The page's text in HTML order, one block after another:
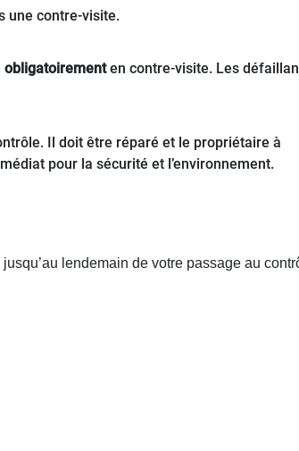
une contre-visite.
obligatoirementen contre-visite. Les
Il doit être réparé et le propriétaire à
pour la sécurité et l’environnement.
lendemain de votre passage au